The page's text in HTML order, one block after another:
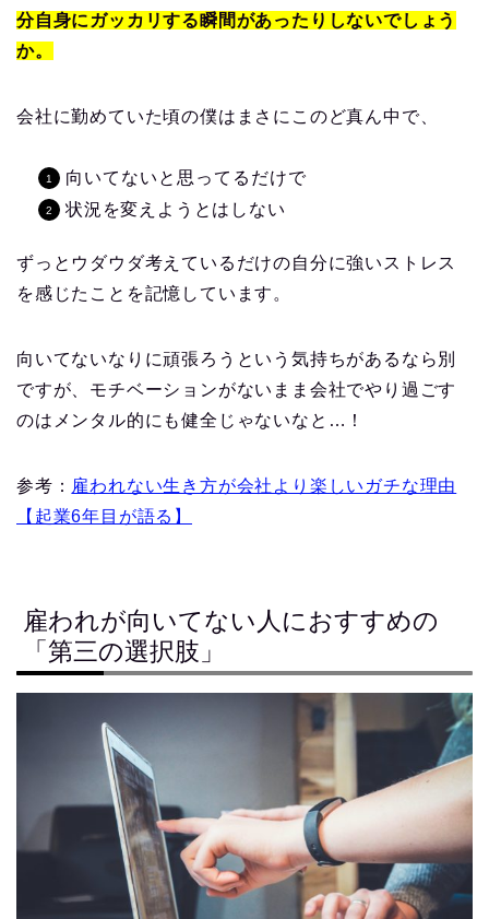
分自身にガッカリする瞬間があったりしないでしょう
か。
会社に勤めていた頃の僕はまさにこのど真ん中で、
向いてないと思ってるだけで
状況を変えようとはしない
ずっとウダウダ考えているだけの自分に強いストレス
を感じたことを記憶しています。
向いてないなりに頑張ろうという気持ちがあるなら別
ですが、モチベーションがないまま会社でやり過ごす
のはメンタル的にも健全じゃないなと…！
参考： 雇われない生き方が会社より楽しいガチな理由
【起業6年目が語る】
雇われが向いてない人におすすめの
「第三の選択肢」